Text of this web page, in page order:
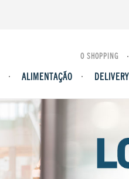
O SHOPPING
ALIMENTAÇÃO DELIVERY